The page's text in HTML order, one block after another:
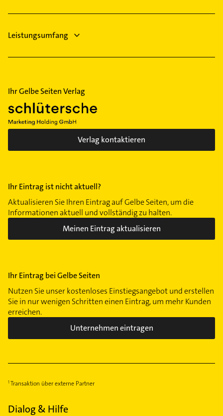
Leistungsumfang
Ihr Gelbe Seiten Verlag
Verlag kontaktieren
Ihr Eintrag ist nicht aktuell?
Aktualisieren Sie Ihren Eintrag auf Gelbe Seiten, um die
Informationen aktuell und vollständig zu halten.
Meinen Eintrag aktualisieren
Ihr Eintrag bei Gelbe Seiten
Nutzen Sie unser kostenloses Einstiegsangebot und erstellen
Sie in nur wenigen Schritten einen Eintrag, um mehr Kunden
erreichen.
Unternehmen eintragen
Transaktion über externe Partner
Dialog & Hilfe